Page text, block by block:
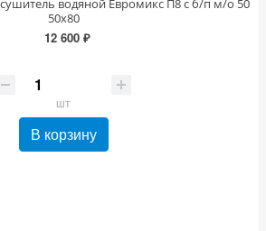
водяной Евромикс П8 с б/п м/о 50
50х80
12 600 ₽
шт
В корзину